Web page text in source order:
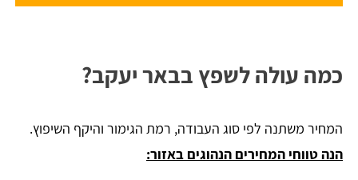
כמה עולה לשפץ בבאר יעקב?
המחיר משתנה לפי סוג העבודה, רמת הגימור והיקף השיפוץ.
הנה טווחי המחירים הנהוגים באזור: